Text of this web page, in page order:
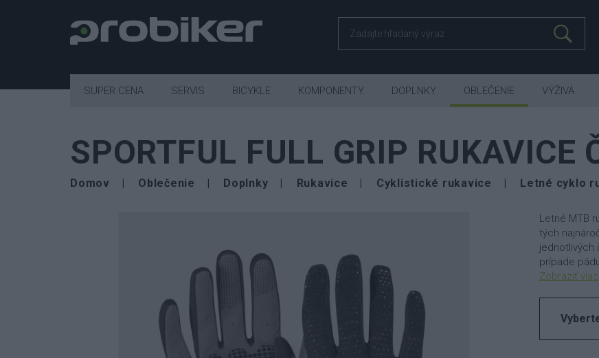
SPORTFUL FULL GRIP RUKAVICE
Domov Oblečenie Doplnky Rukavice Cyklistické rukavice Letné cyklo
Letné MTB
tých
jednotlivých
prípade
Zobraziť viac
SUPER CENA SERVIS BICYKLE KOMPONENTY DOPLNKY OBLEČENIE VÝŽIVA